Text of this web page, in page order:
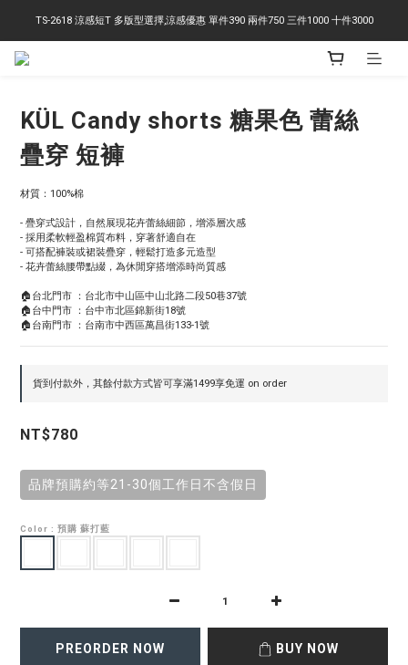
右下角訂閱LINE即享95折優惠
TS-2618 涼感短T 多版型選擇,涼感優惠 單件390 兩件750 三件1000 十件3000
KÜL Candy shorts 糖果色 蕾絲
疊穿 短褲
材質：100%棉
- 疊穿式設計，自然展現花卉蕾絲細節，增添層次感
- 採用柔軟輕盈棉質布料，穿著舒適自在
- 可搭配褲裝或裙裝疊穿，輕鬆打造多元造型
- 花卉蕾絲腰帶點綴，為休閒穿搭增添時尚質感
🏠台北門市 ：台北市中山區中山北路二段50巷37號
🏠台中門市 ：台中市北區錦新街18號
🏠台南門市 ：台南市中西區萬昌街133-1號
貨到付款外，其餘付款方式皆可享滿1499享免運 on order
NT$780
品牌預購約等21-30個工作日不含假日
Color : 預購 蘇打藍
PREORDER NOW BUY NOW